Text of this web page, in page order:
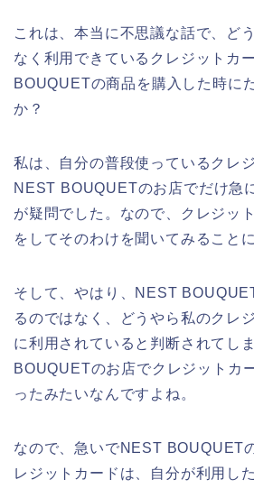
これは、本当に不思議な話で、ど
なく利用できているクレジットカ
BOUQUETの商品を購入した時に
か？
私は、自分の普段使っているクレ
NEST BOUQUETのお店でだけ急
が疑問でした。なので、クレジッ
をしてそのわけを聞いてみること
そして、やはり、NEST
るのではなく、どうやら私のクレ
に利用されていると判断されてし
BOUQUETのお店でクレジットカ
ったみたいなんですよね。
なので、急いでNEST BOUQUET
レジットカードは、自分が利用し